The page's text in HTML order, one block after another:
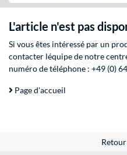
L'article n'est pas
Si vous êtes intéressé par un
contacter léquipe de notre
numéro de téléphone : +49 (0)
Page d'accueil